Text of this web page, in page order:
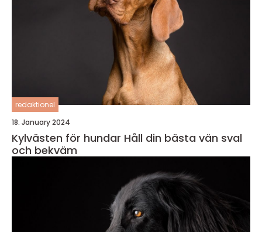
redaktionel
18. January 2024
Kylvästen för hundar Håll din bästa vän sval
och bekväm